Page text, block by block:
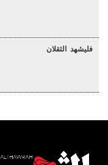
فليشهد الثقلان